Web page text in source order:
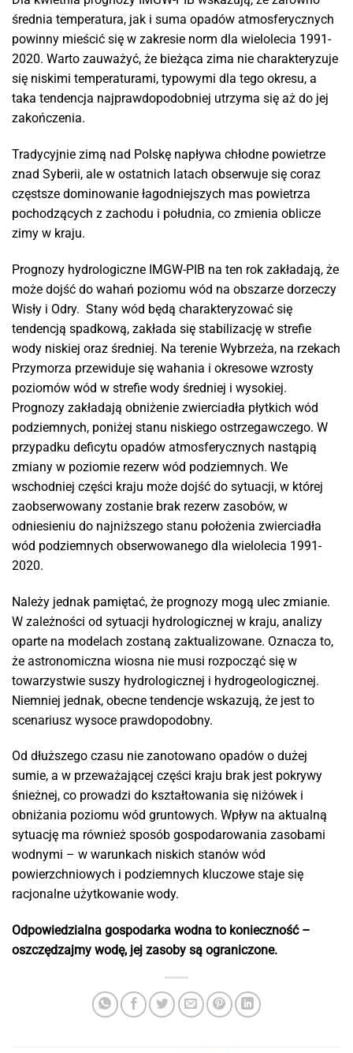
średnia temperatura, jak i suma opadów atmosferycznych
powinny mieścić się w zakresie norm dla wielolecia 1991-
2020. Warto zauważyć, że bieżąca zima nie charakteryzuje
się niskimi temperaturami, typowymi dla tego okresu, a
taka tendencja najprawdopodobniej utrzyma się aż do jej
zakończenia.
Tradycyjnie zimą nad Polskę napływa chłodne powietrze
znad Syberii, ale w ostatnich latach obserwuje się coraz
częstsze dominowanie łagodniejszych mas powietrza
pochodzących z zachodu i południa, co zmienia oblicze
zimy w kraju.
Prognozy hydrologiczne IMGW-PIB na ten rok zakładają, że
może dojść do wahań poziomu wód na obszarze dorzeczy
Wisły i Odry. Stany wód będą charakteryzować się
tendencją spadkową, zakłada się stabilizację w strefie
wody niskiej oraz średniej. Na terenie Wybrzeża, na rzekach
Przymorza przewiduje się wahania i okresowe wzrosty
poziomów wód w strefie wody średniej i wysokiej.
Prognozy zakładają obniżenie zwierciadła płytkich wód
podziemnych, poniżej stanu niskiego ostrzegawczego. W
przypadku deficytu opadów atmosferycznych nastąpią
zmiany w poziomie rezerw wód podziemnych. We
wschodniej części kraju może dojść do sytuacji, w której
zaobserwowany zostanie brak rezerw zasobów, w
odniesieniu do najniższego stanu położenia zwierciadła
wód podziemnych obserwowanego dla wielolecia 1991-
2020.
Należy jednak pamiętać, że prognozy mogą ulec zmianie.
W zależności od sytuacji hydrologicznej w kraju, analizy
oparte na modelach zostaną zaktualizowane. Oznacza to,
że astronomiczna wiosna nie musi rozpocząć się w
towarzystwie suszy hydrologicznej i hydrogeologicznej.
Niemniej jednak, obecne tendencje wskazują, że jest to
scenariusz wysoce prawdopodobny.
Od dłuższego czasu nie zanotowano opadów o dużej
sumie, a w przeważającej części kraju brak jest pokrywy
śnieżnej, co prowadzi do kształtowania się niżówek i
obniżania poziomu wód gruntowych. Wpływ na aktualną
sytuację ma również sposób gospodarowania zasobami
wodnymi – w warunkach niskich stanów wód
powierzchniowych i podziemnych kluczowe staje się
racjonalne użytkowanie wody.
Odpowiedzialna gospodarka wodna to konieczność –
oszczędzajmy wodę, jej zasoby są ograniczone.